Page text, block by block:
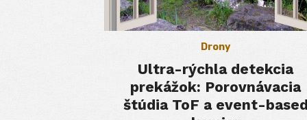
Drony
Ultra-rýchla detekcia
prekážok: Porovnávacia
štúdia ToF a event-based